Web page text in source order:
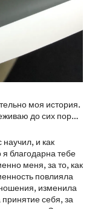
моя история.
до сих пор…
и как
благодарна тебе
меня, за то, как
повлияла
изменила
себя, за